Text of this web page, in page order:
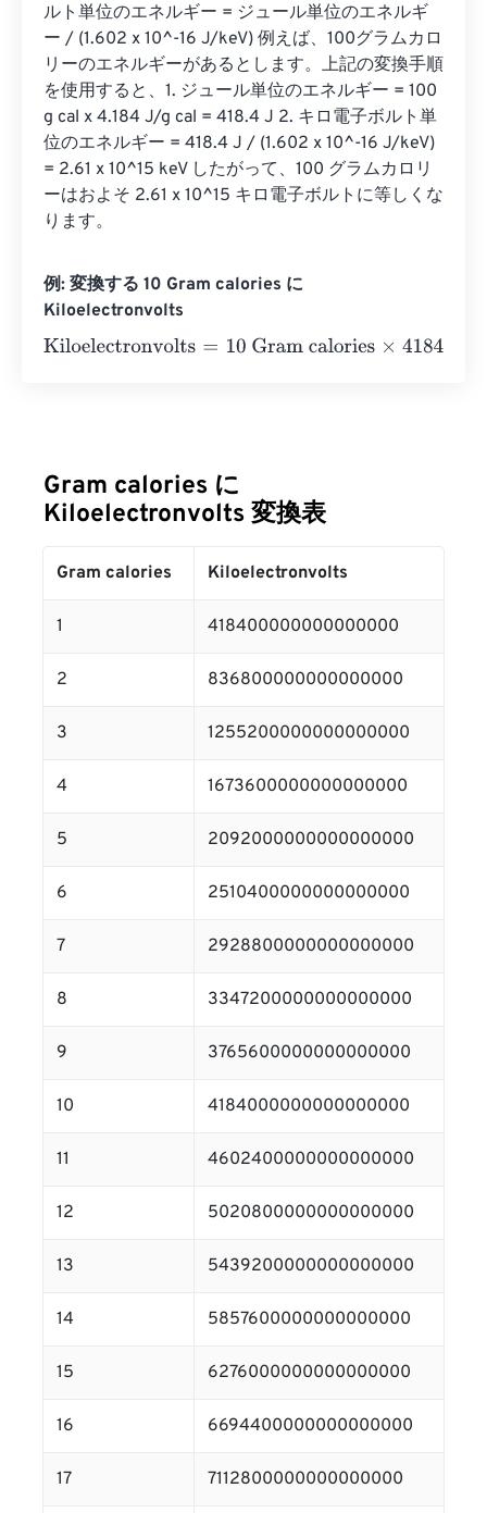
ルト単位のエネルギー = ジュール単位のエネルギ
ー / (1.602 x 10^-16 J/keV) 例えば、100グラムカロ
リーのエネルギーがあるとします。上記の変換手順
を使用すると、1. ジュール単位のエネルギー = 100
g cal x 4.184 J/g cal = 418.4 J 2. キロ電子ボルト単
位のエネルギー = 418.4 J / (1.602 x 10^-16 J/keV)
= 2.61 x 10^15 keV したがって、100 グラムカロリ
ーはおよそ 2.61 x 10^15 キロ電子ボルトに等しくな
ります。
例: 変換する 10 Gram calories に
Kiloelectronvolts
Kiloelectronvolts=10 Gram calories×
Gram calories に
Kiloelectronvolts 変換表
Gram calories Kiloelectronvolts
1 418400000000000000
2 836800000000000000
3 1255200000000000000
4 1673600000000000000
5 2092000000000000000
6 2510400000000000000
7 2928800000000000000
8 3347200000000000000
9 3765600000000000000
10 4184000000000000000
11 4602400000000000000
12 5020800000000000000
13 5439200000000000000
14 5857600000000000000
15 6276000000000000000
16 6694400000000000000
17 7112800000000000000